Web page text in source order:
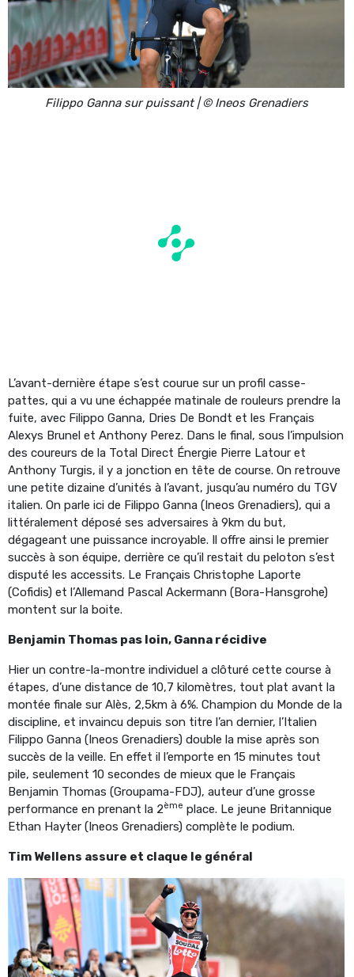
Filippo Ganna sur puissant | © Ineos Grenadiers
L’avant-dernière étape s’est courue sur un profil casse-
pattes, qui a vu une échappée matinale de rouleurs prendre la
fuite, avec Filippo Ganna, Dries De Bondt et les Français
Alexys Brunel et Anthony Perez. Dans le final, sous l’impulsion
des coureurs de la Total Direct Énergie Pierre Latour et
Anthony Turgis, il y a jonction en tête de course. On retrouve
une petite dizaine d’unités à l’avant, jusqu’au numéro du TGV
italien. On parle ici de Filippo Ganna (Ineos Grenadiers), qui a
littéralement déposé ses adversaires à 9km du but,
dégageant une puissance incroyable. Il offre ainsi le premier
succès à son équipe, derrière ce qu’il restait du peloton s’est
disputé les accessits. Le Français Christophe Laporte
(Cofidis) et l’Allemand Pascal Ackermann (Bora-Hansgrohe)
montent sur la boite.
Benjamin Thomas pas loin, Ganna récidive
Hier un contre-la-montre individuel a clôturé cette course à
étapes, d’une distance de 10,7 kilomètres, tout plat avant la
montée finale sur Alès, 2,5km à 6%. Champion du Monde de la
discipline, et invaincu depuis son titre l’an dernier, l’Italien
Filippo Ganna (Ineos Grenadiers) double la mise après son
succès de la veille. En effet il l’emporte en 15 minutes tout
pile, seulement 10 secondes de mieux que le Français
Benjamin Thomas (Groupama-FDJ), auteur d’une grosse
performance en prenant la 2ème place. Le jeune Britannique
Ethan Hayter (Ineos Grenadiers) complète le podium.
Tim Wellens assure et claque le général